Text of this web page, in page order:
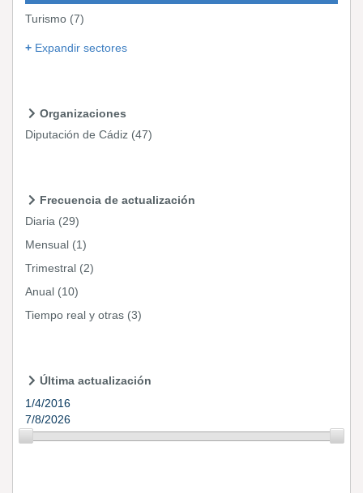
Turismo (7)
Expandir sectores
Organizaciones
Diputación de Cádiz (47)
Frecuencia de actualización
Diaria (29)
Mensual (1)
Trimestral (2)
Anual (10)
Tiempo real y otras (3)
Última actualización
1/4/2016
7/8/2026